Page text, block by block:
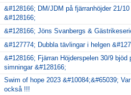
&#128166; DM/JDM på fjärranhöjder 21/
&#128166;
&#128166; Jöns Svanbergs &
&#127774; Dubbla tävlingar i helgen
&#128166; Fjärran Höjderspelen 30/9 bjöd
simningar &#128166;
Swim of hope 2023 &#10084;&#65039;
också !!!